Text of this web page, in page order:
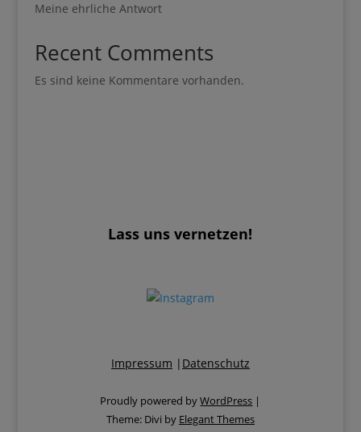
Recent Comments
Es sind keine Kommentare vorhanden.
Proudly powered byWordPress|